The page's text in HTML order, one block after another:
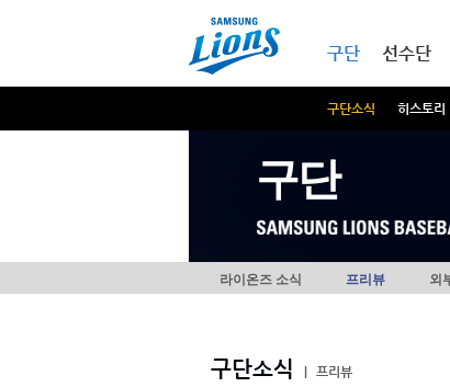
구단
구단소식 히스토리
선수단
구단
라이온즈 소식 프리뷰 외
구단소식
프리뷰